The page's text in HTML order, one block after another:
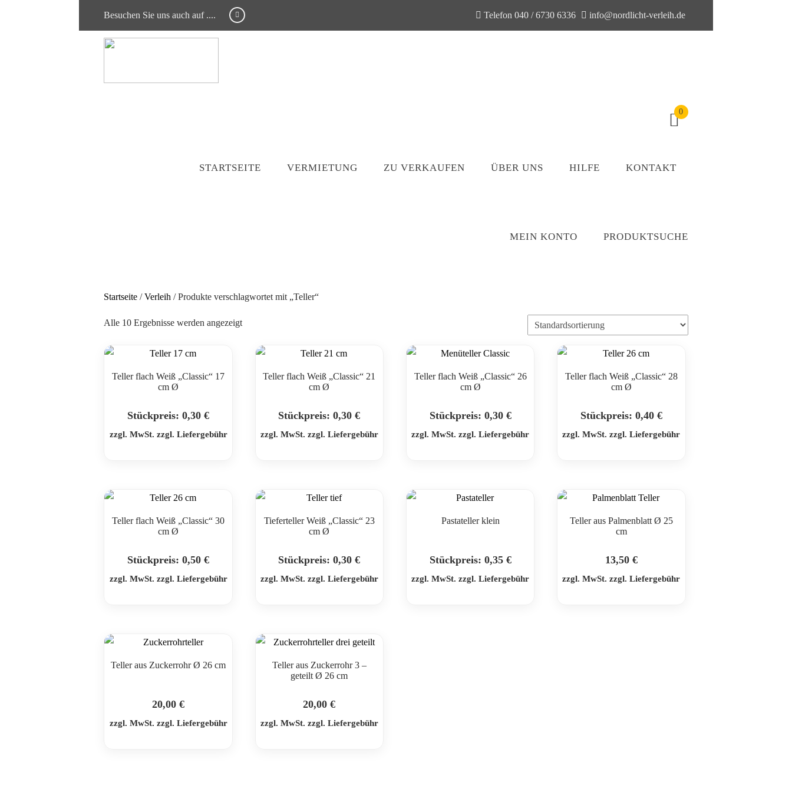
Besuchen Sie uns auch auf .... Telefon 040 / 6730 6336 info@nordlicht-verleih.de
0
STARTSEITE VERMIETUNG ZU VERKAUFEN ÜBER UNS HILFE KONTAKT
MEIN KONTO PRODUKTSUCHE
Startseite /Verleih / Produkte verschlagwortet mit „Teller“
Alle 10 Ergebnisse werden angezeigt
Teller flach Weiß „Classic“ 17
cm Ø
Stückpreis:0,30€
zzgl. MwSt. zzgl. Liefergebühr
Teller flach Weiß „Classic“ 21
cm Ø
Stückpreis:0,30€
zzgl. MwSt. zzgl. Liefergebühr
Teller flach Weiß „Classic“ 26
cm Ø
Stückpreis: 0,30 €
zzgl. MwSt. zzgl. Liefergebühr
Teller flach Weiß „Classic“ 28
cm Ø
Stückpreis: 0,40 €
zzgl. MwSt. zzgl. Liefergebühr
Teller flach Weiß „Classic“ 30
cm Ø
Stückpreis:0,50€
zzgl. MwSt. zzgl. Liefergebühr
Tieferteller Weiß „Classic“ 23
cm Ø
Stückpreis:0,30€
zzgl. MwSt. zzgl. Liefergebühr
Pastateller klein
Stückpreis: 0,35 €
zzgl. MwSt. zzgl. Liefergebühr
Teller aus Palmenblatt Ø 25
cm
13,50 €
zzgl. MwSt. zzgl. Liefergebühr
Teller aus Zuckerrohr Ø 26 cm
20,00€
zzgl. MwSt. zzgl. Liefergebühr
Teller aus Zuckerrohr 3 –
geteilt Ø 26 cm
20,00€
zzgl. MwSt. zzgl. Liefergebühr